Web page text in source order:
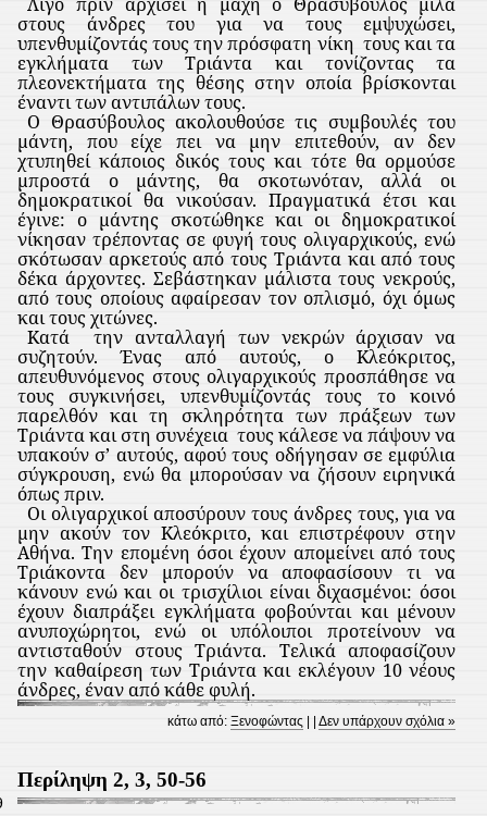
στους άνδρες του για να τους εμψυχώσει,
υπενθυμίζοντάς τους την πρόσφατη νίκη τους και τα
εγκλήματα των Τριάντα και τονίζοντας τα
πλεονεκτήματα της θέσης στην οποία βρίσκονται
έναντι των αντιπάλων τους.
Ο Θρασύβουλος ακολουθούσε τις συμβουλές του
μάντη, που είχε πει να μην επιτεθούν, αν δεν
χτυπηθεί κάποιος δικός τους και τότε θα ορμούσε
μπροστά ο μάντης, θα σκοτωνόταν, αλλά οι
δημοκρατικοί θα νικούσαν. Πραγματικά έτσι και
έγινε: ο μάντης σκοτώθηκε και οι δημοκρατικοί
νίκησαν τρέποντας σε φυγή τους ολιγαρχικούς, ενώ
σκότωσαν αρκετούς από τους Τριάντα και από τους
δέκα άρχοντες. Σεβάστηκαν μάλιστα τους νεκρούς,
από τους οποίους αφαίρεσαν τον οπλισμό, όχι όμως
και τους χιτώνες.
Κατά
την ανταλλαγή των νεκρών άρχισαν να
συζητούν. Ένας από αυτούς, ο Κλεόκριτος,
απευθυνόμενος στους ολιγαρχικούς προσπάθησε να
τους συγκινήσει, υπενθυμίζοντάς τους το κοινό
παρελθόν και τη σκληρότητα των πράξεων των
Τριάντα και στη συνέχεια τους κάλεσε να πάψουν να
υπακούν σ’ αυτούς, αφού τους οδήγησαν σε εμφύλια
σύγκρουση, ενώ θα μπορούσαν να ζήσουν ειρηνικά
όπως πριν.
Οι ολιγαρχικοί αποσύρουν τους άνδρες τους, για να
μην ακούν τον Κλεόκριτο, και επιστρέφουν στην
Αθήνα. Την επομένη όσοι έχουν απομείνει από τους
Τριάκοντα δεν μπορούν να αποφασίσουν τι να
κάνουν ενώ και οι τρισχίλιοι είναι διχασμένοι: όσοι
έχουν διαπράξει εγκλήματα φοβούνται και μένουν
ανυποχώρητοι, ενώ οι υπόλοιποι προτείνουν να
αντισταθούν στους Τριάντα. Τελικά αποφασίζουν
την καθαίρεση των Τριάντα και εκλέγουν 10 νέους
άνδρες, έναν από κάθε φυλή.
κάτω από:Ξενοφώντας | |Δεν υπάρχουν σχόλια »
Περίληψη 2, 3, 50-56